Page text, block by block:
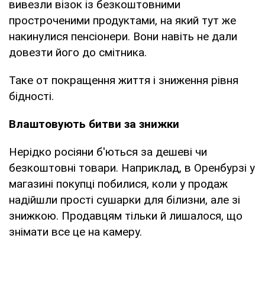
вивезли візок із безкоштовними
простроченими продуктами, на який тут же
накинулися пенсіонери. Вони навіть не дали
довезти його до смітника.
Таке от покращення життя і зниження рівня
бідності.
Влаштовують битви за знижки
Нерідко росіяни б'ються за дешеві чи
безкоштовні товари. Наприклад, в Оренбурзі у
магазині покупці побилися, коли у продаж
надійшли прості сушарки для білизни, але зі
знижкою. Продавцям тільки й лишалося, що
знімати все це на камеру.